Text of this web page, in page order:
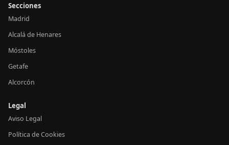
Secciones
Madrid
Alcalá de Henares
Móstoles
Getafe
Alcorcón
Legal
Aviso Legal
Política de Cookies